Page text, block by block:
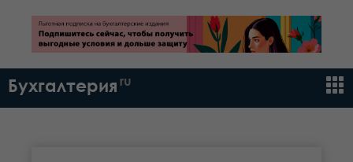
Бухгалтерия ru